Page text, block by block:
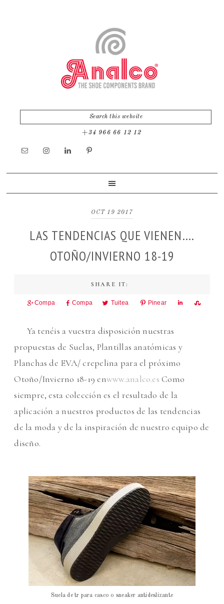
+34 966 66 12 12
OCT 19 2017
LAS TENDENCIAS QUE VIENEN….
OTOÑO/INVIERNO 18-19
Comparte Comparte Tuitea Pinear Comparte
Ya tenéis a vuestra disposición nuestras
propuestas de Suelas, Plantillas anatómicas y
Planchas de EVA/ crepelina para el próximo
Otoño/Invierno 18-19 enwww.analco.es Como
siempre, esta colección es el resultado de la
aplicación a nuestros productos de las tendencias
de la moda y de la inspiración de nuestro equipo de
diseño.
Suela de tr para casco o sneaker antideslizante